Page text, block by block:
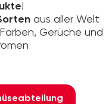
!
aus aller Welt
Gerüche und